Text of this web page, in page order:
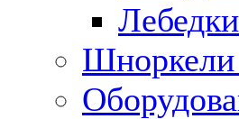
Шноркели